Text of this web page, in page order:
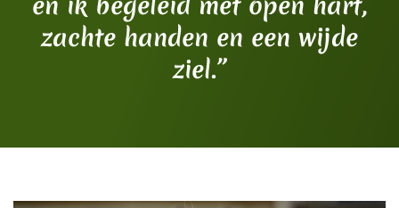
zachte handen en een wijde
ziel.”